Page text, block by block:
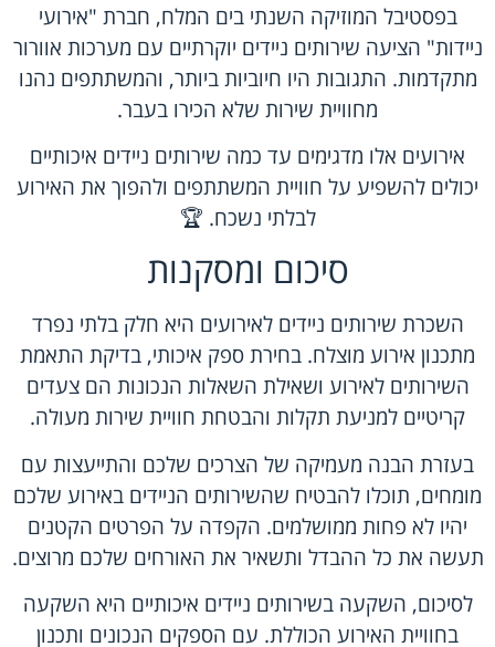
בפסטיבל המוזיקה השנתי בים המלח, חברת "אירועי
ניידות" הציעה שירותים ניידים יוקרתיים עם מערכות אוורור
מתקדמות. התגובות היו חיוביות ביותר, והמשתתפים נהנו
מחוויית שירות שלא הכירו בעבר.
אירועים אלו מדגימים עד כמה שירותים ניידים איכותיים
יכולים להשפיע על חוויית המשתתפים ולהפוך את האירוע
לבלתי נשכח. 🏆
סיכום ומסקנות
השכרת שירותים ניידים לאירועים היא חלק בלתי נפרד
מתכנון אירוע מוצלח. בחירת ספק איכותי, בדיקת התאמת
השירותים לאירוע ושאילת השאלות הנכונות הם צעדים
קריטיים למניעת תקלות והבטחת חוויית שירות מעולה.
בעזרת הבנה מעמיקה של הצרכים שלכם והתייעצות עם
מומחים, תוכלו להבטיח שהשירותים הניידים באירוע שלכם
יהיו לא פחות ממושלמים. הקפדה על הפרטים הקטנים
תעשה את כל ההבדל ותשאיר את האורחים שלכם מרוצים.
לסיכום, השקעה בשירותים ניידים איכותיים היא השקעה
בחוויית האירוע הכוללת. עם הספקים הנכונים ותכנון